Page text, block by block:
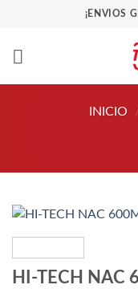
contenido
¡ENVIOS
INICIO
HI-TECH NAC